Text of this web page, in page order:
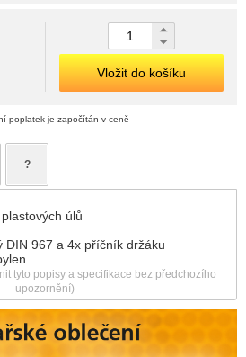
Vložit do košíku
poplatek je započítán v ceně
?
úlů
DIN 967 a 4x příčník držáku
tyto popisy a specifikace bez předchozího
upozornění)